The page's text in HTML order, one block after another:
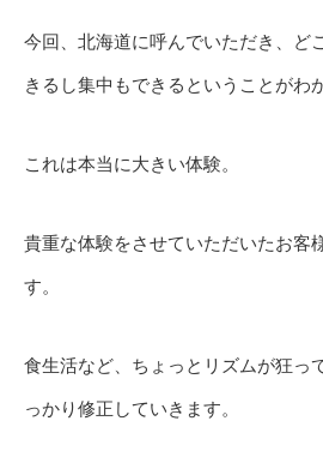
今回、北海道に呼んでいただき、ど
きるし集中もできるということがわ
これは本当に大きい体験。
貴重な体験をさせていただいたお客
す。
食生活など、ちょっとリズムが狂っ
っかり修正していきます。